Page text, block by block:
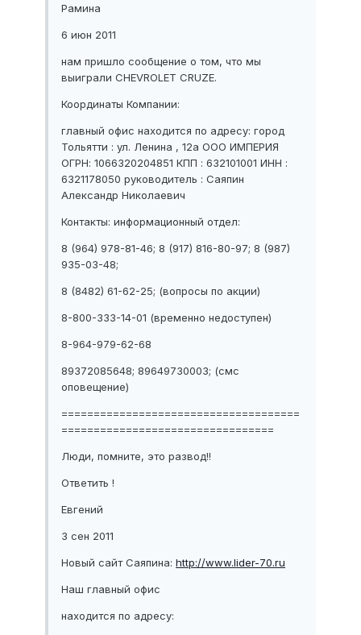
Рамина
6 июн 2011
нам пришло сообщение о том, что мы
выиграли CHEVROLET CRUZE.
Координаты Компании:
главный офис находится по адресу: город
Тольятти : ул. Ленина , 12а ООО ИМПЕРИЯ
ОГРН: 1066320204851 КПП : 632101001 ИНН :
6321178050 руководитель : Саяпин
Александр Николаевич
Контакты: информационный отдел:
8 (964) 978-81-46; 8 (917) 816-80-97; 8 (987)
935-03-48;
8 (8482) 61-62-25; (вопросы по акции)
8-800-333-14-01 (временно недоступен)
8-964-979-62-68
89372085648; 89649730003; (смс
оповещение)
=====================================
=================================
Люди, помните, это развод!!
Ответить !
Евгений
3 сен 2011
Новый сайт Саяпина: http://www.lider-70.ru
Наш главный офис
находится по адресу: